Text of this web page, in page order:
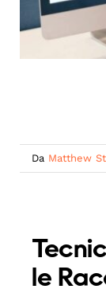
Da Matthew
le